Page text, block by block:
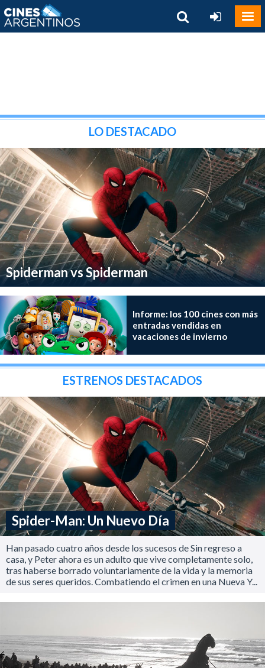
LO DESTACADO
Spiderman vs Spiderman
Informe: los 100 cines con más
entradas vendidas en
vacaciones de invierno
ESTRENOS DESTACADOS
Spider-Man: Un Nuevo Día
Han pasado cuatro años desde los sucesos de Sin regreso a
casa, y Peter ahora es un adulto que vive completamente solo,
tras haberse borrado voluntariamente de la vida y la memoria
de sus seres queridos. Combatiendo el crimen en una Nueva Y...